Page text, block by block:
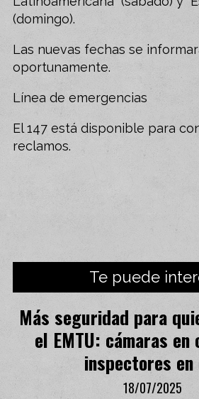
(domingo).
Las nuevas fechas se
oportunamente.
Línea de emergencias
El 147 está disponible para
reclamos.
Te puede
Más seguridad para
el EMTU: cámaras
inspectores
18/07/2025